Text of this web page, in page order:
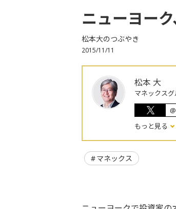
ニューヨー
松本大のつぶやき
2015/11/11
松本 大
マネックス
もっと見る
マネックス